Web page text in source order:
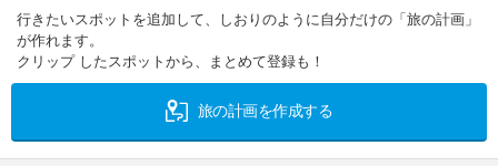
行きたいスポットを追加して、しおりのように自分だけの「旅の計画」
が作れます。
クリップ したスポットから、まとめて登録も！
旅の計画を作成する